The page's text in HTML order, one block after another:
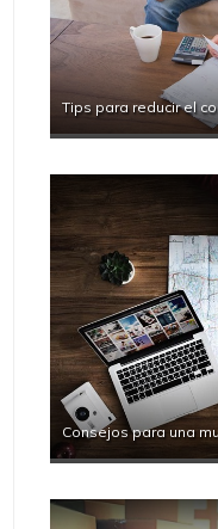
Tips para reducir el
Consejos para una